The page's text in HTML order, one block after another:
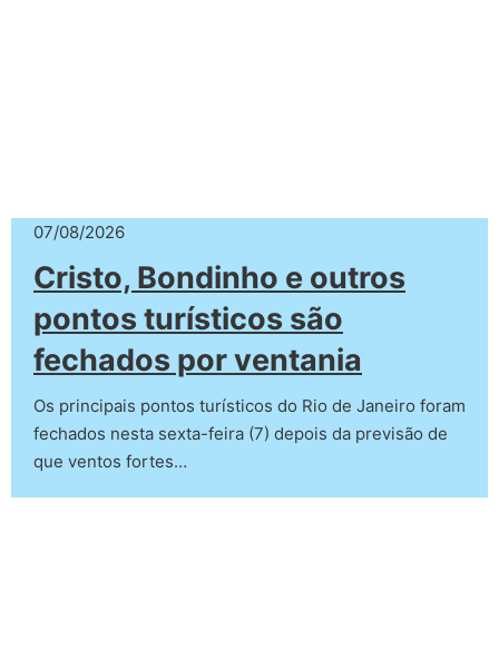
07/08/2026
Cristo, Bondinho e outros
pontos turísticos são
fechados por ventania
Os principais pontos turísticos do Rio de Janeiro foram
fechados nesta sexta-feira (7) depois da previsão de
que ventos fortes…